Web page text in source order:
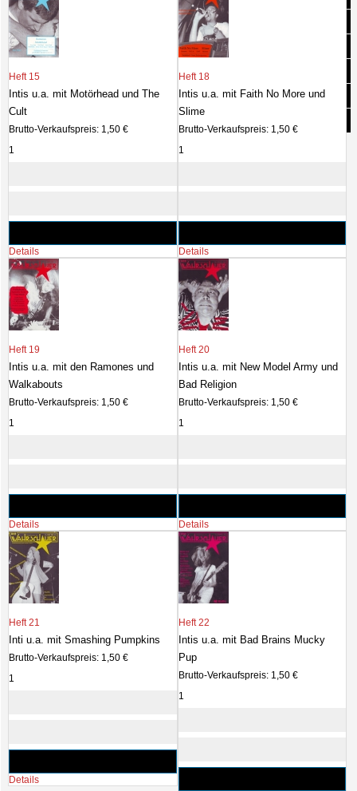
Heft 15
Intis u.a. mit Motörhead und The
Cult
Brutto-Verkaufspreis: 1,50 €
Details
Heft 18
Intis u.a. mit Faith No More und
Slime
Brutto-Verkaufspreis: 1,50 €
Details
Heft 19
Intis u.a. mit den Ramones und
Walkabouts
Brutto-Verkaufspreis: 1,50 €
Details
Heft 20
Intis u.a. mit New Model Army und
Bad Religion
Brutto-Verkaufspreis: 1,50 €
Details
Heft 21
Inti u.a. mit Smashing Pumpkins
Brutto-Verkaufspreis: 1,50 €
Details
Heft 22
Intis u.a. mit Bad Brains Mucky
Pup
Brutto-Verkaufspreis: 1,50 €